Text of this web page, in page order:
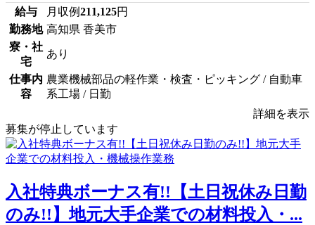
給与 月収例211,125円
勤務地 高知県 香美市
寮・社
宅
あり
仕事内
容
農業機械部品の軽作業・検査・ピッキング / 自動車
系工場 / 日勤
詳細を表示
募集が停止しています
入社特典ボーナス有!!【土日祝休み日勤
のみ!!】地元大手企業での材料投入・...